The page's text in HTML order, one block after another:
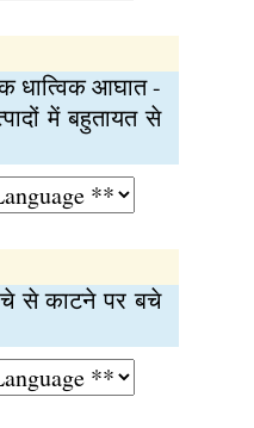
धात्विक आघात -
में बहुतायत से
से काटने पर बचे